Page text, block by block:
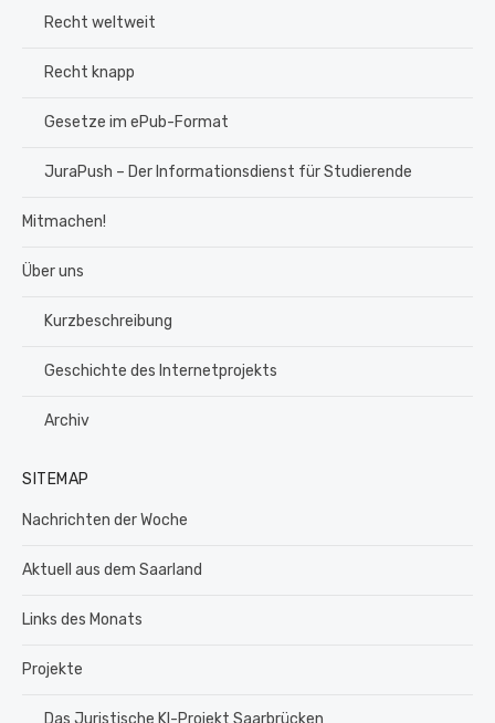
Recht weltweit
Recht knapp
Gesetze im ePub-Format
JuraPush – Der Informationsdienst für Studierende
Mitmachen!
Über uns
Kurzbeschreibung
Geschichte des Internetprojekts
Archiv
SITEMAP
Nachrichten der Woche
Aktuell aus dem Saarland
Links des Monats
Projekte
Das Juristische KI-Projekt Saarbrücken